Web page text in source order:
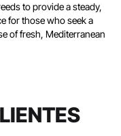
to provide a steady,
for those who seek a
of fresh, Mediterranean